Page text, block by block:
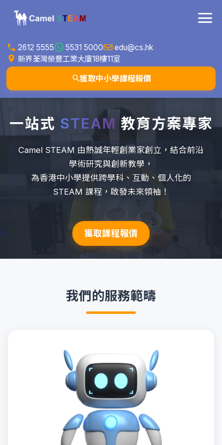
2612 5555 5531 5000
edu@cs.hk
新界荃灣榮豐工業大廈18樓11室
獲取中小學課程報價
一站式 STEAM 教育方案專家
Camel STEAM 由熱誠年輕創業家創立，結合前沿
學術研究與創新教學，
為香港中小學提供跨學科、互動、個人化的
STEAM 課程，啟發未來領袖！
獲取課程報價
我們的服務範疇